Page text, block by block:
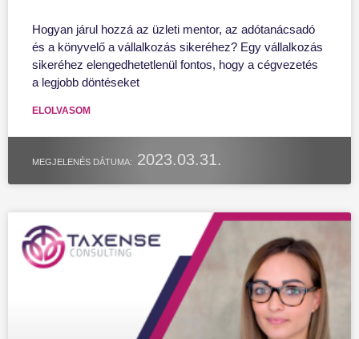
Hogyan járul hozzá az üzleti mentor, az adótanácsadó
és a könyvelő a vállalkozás sikeréhez? Egy vállalkozás
sikeréhez elengedhetetlenül fontos, hogy a cégvezetés
a legjobb döntéseket
ELOLVASOM
2023.03.31.